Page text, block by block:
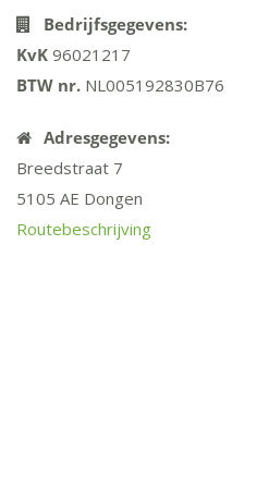
Bedrijfsgegevens:
KvK 96021217
BTW nr. NL005192830B76
Adresgegevens:
Breedstraat 7
5105 AE Dongen
Routebeschrijving